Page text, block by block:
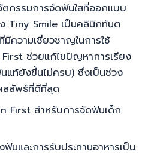
กรรมการจัดฟันใสที่ออกแบบ
Tiny Smile เป็นคลินิกทันต
ความเชี่ยวชาญในการใช้
ช่วยแก้ไขปัญหาการเรียง
ท้ยังขึ้นไม่ครบ) ซึ่งเป็นช่วง
ลลัพธ์ที่ดีที่สุด
First สำหรับการจัดฟันเด็ก
นและการรับประทานอาหารเป็น